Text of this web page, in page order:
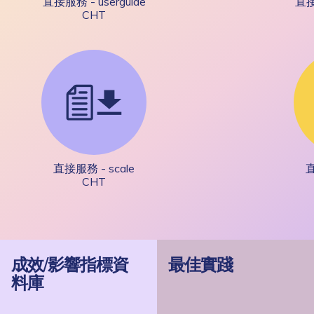
CHT
直接服務 - scale
CHT
成效/影響指標資
料庫
最佳實踐